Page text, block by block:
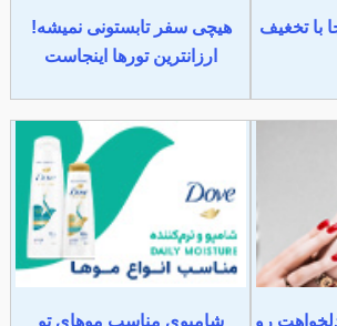
با تخغیف
هیچی سفر تابستونی نمیشه!
ارزانترین تورها اینجاست
رو شامپوی مناسب موهای تو